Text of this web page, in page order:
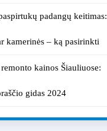
padangų keitimas:
kamerinės – ką pasirinkti
kainos Šiauliuose:
gidas 2024